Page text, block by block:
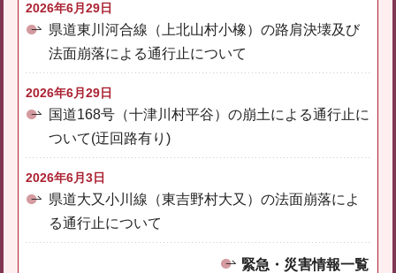
2026年6月29日
県道東川河合線（上北山村小橡）の路肩決壊及び
法面崩落による通行止について
2026年6月29日
国道168号（十津川村平谷）の崩土による通行止に
ついて(迂回路有り)
2026年6月3日
県道大又小川線（東吉野村大又）の法面崩落によ
る通行止について
緊急・災害情報一覧